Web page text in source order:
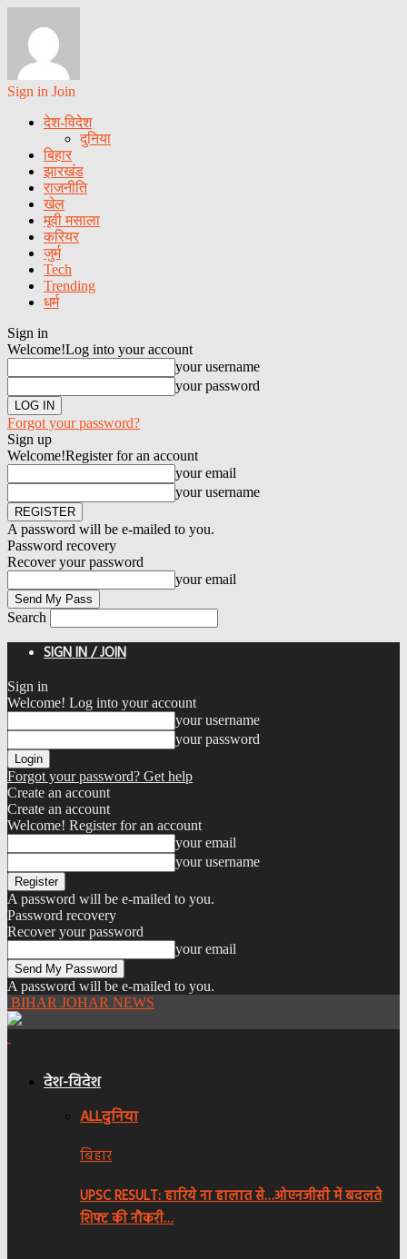
Sign in Join
देश-विदेश
दुनिया
बिहार
झारखंड
राजनीति
खेल
मूवी मसाला
करियर
जुर्म
Tech
Trending
धर्म
Sign in
Welcome!Log into your account
your username
your password
Forgot your password?
Sign up
Welcome!Register for an account
your email
your username
A password will be e-mailed to you.
Password recovery
Recover your password
your email
Search
SIGN IN / JOIN
Sign in
Welcome! Log into your account
your username
your password
Forgot your password? Get help
Create an account
Create an account
Welcome! Register for an account
your email
your username
A password will be e-mailed to you.
Password recovery
Recover your password
your email
A password will be e-mailed to you.
BIHAR JOHAR NEWS
देश-विदेश
ALLदुनिया
बिहार
UPSC RESULT: हारिये ना हालात से…ओएनजीसी में बदलते
शिफ्ट की नौकरी…